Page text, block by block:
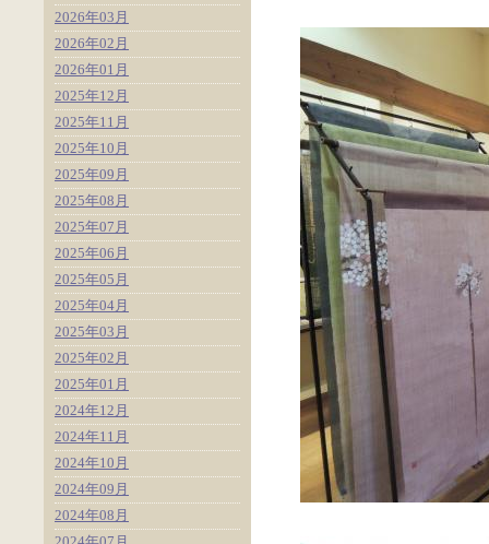
2026年03月
2026年02月
2026年01月
2025年12月
2025年11月
2025年10月
2025年09月
2025年08月
2025年07月
2025年06月
2025年05月
2025年04月
2025年03月
2025年02月
2025年01月
2024年12月
2024年11月
2024年10月
2024年09月
2024年08月